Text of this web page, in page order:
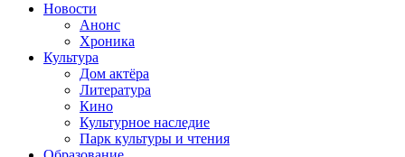
Новости
Анонс
Хроника
Культура
Дом актёра
Литература
Кино
Культурное наследие
Парк культуры и чтения